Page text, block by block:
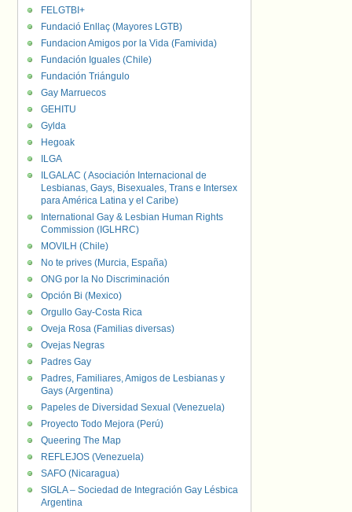
FELGTBI+
Fundació Enllaç (Mayores LGTB)
Fundacion Amigos por la Vida (Famivida)
Fundación Iguales (Chile)
Fundación Triángulo
Gay Marruecos
GEHITU
Gylda
Hegoak
ILGA
ILGALAC ( Asociación Internacional de
Lesbianas, Gays, Bisexuales, Trans e Intersex
para América Latina y el Caribe)
International Gay & Lesbian Human Rights
Commission (IGLHRC)
MOVILH (Chile)
No te prives (Murcia, España)
ONG por la No Discriminación
Opción Bi (Mexico)
Orgullo Gay-Costa Rica
Oveja Rosa (Familias diversas)
Ovejas Negras
Padres Gay
Padres, Familiares, Amigos de Lesbianas y
Gays (Argentina)
Papeles de Diversidad Sexual (Venezuela)
Proyecto Todo Mejora (Perú)
Queering The Map
REFLEJOS (Venezuela)
SAFO (Nicaragua)
SIGLA – Sociedad de Integración Gay Lésbica
Argentina